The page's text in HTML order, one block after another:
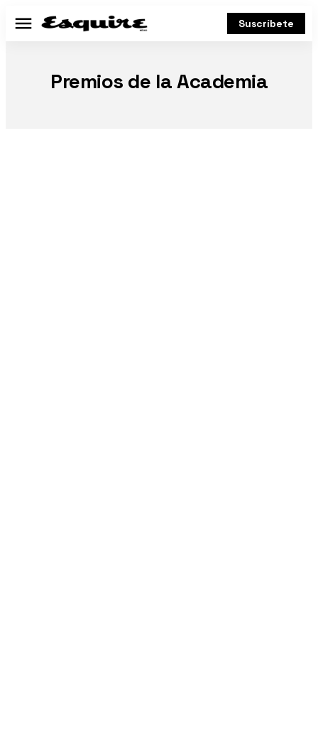
Menú Suscríbete
Premios de la Academia